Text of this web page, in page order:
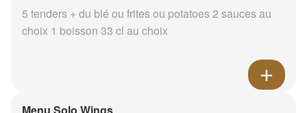
5 tenders + du blé ou frites ou potatoes 2 sauces au
choix 1 boisson 33 cl au choix